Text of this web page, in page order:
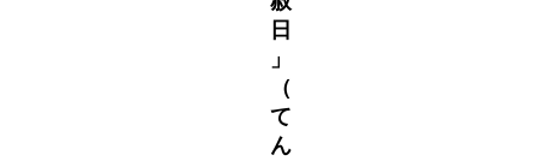
日
」
（
て
ん